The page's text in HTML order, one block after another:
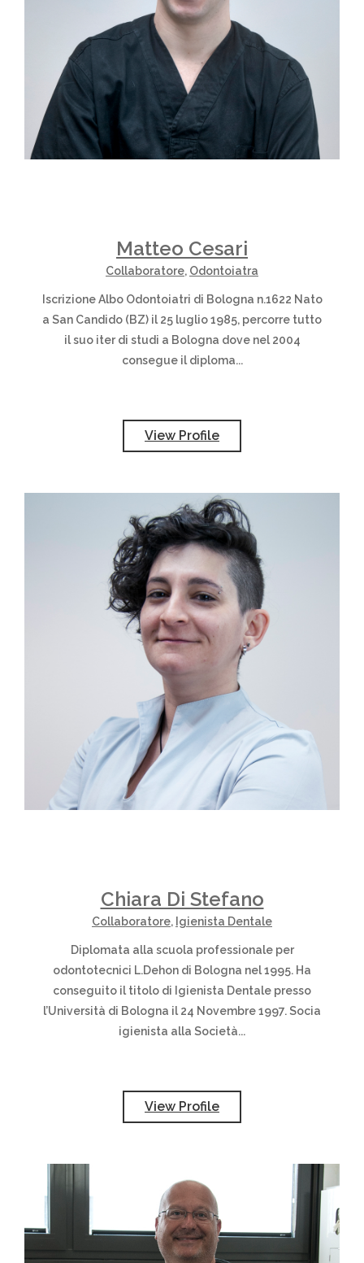
Matteo Cesari
Collaboratore, Odontoiatra
Iscrizione Albo Odontoiatri di Bologna n.1622 Nato
a San Candido (BZ) il 25 luglio 1985, percorre tutto
il suo iter di studi a Bologna dove nel 2004
consegue il diploma...
View Profile
Chiara Di Stefano
Collaboratore, Igienista Dentale
Diplomata alla scuola professionale per
odontotecnici L.Dehon di Bologna nel 1995. Ha
conseguito il titolo di Igienista Dentale presso
l’Università di Bologna il 24 Novembre 1997. Socia
igienista alla Società...
View Profile